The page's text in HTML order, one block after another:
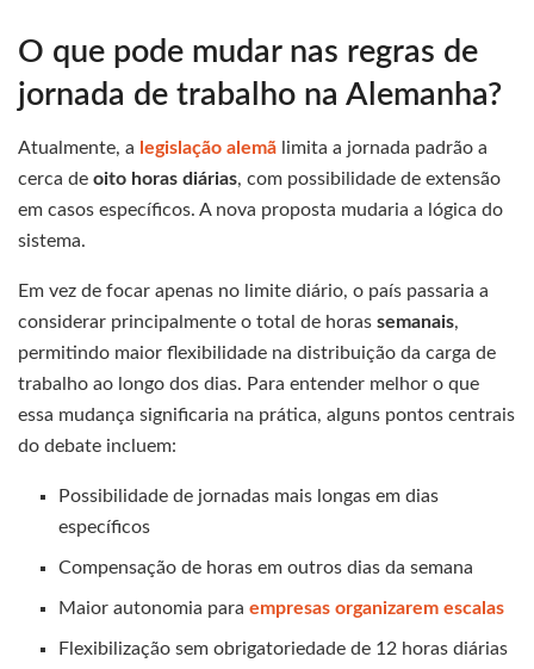
O que pode mudar nas regras de
jornada de trabalho na Alemanha?
Atualmente, a legislação alemã limita a jornada padrão a
cerca de oito horas diárias, com possibilidade de extensão
em casos específicos. A nova proposta mudaria a lógica do
sistema.
Em vez de focar apenas no limite diário, o país passaria a
considerar principalmente o total de horas semanais,
permitindo maior flexibilidade na distribuição da carga de
trabalho ao longo dos dias. Para entender melhor o que
essa mudança significaria na prática, alguns pontos centrais
do debate incluem:
Possibilidade de jornadas mais longas em dias
específicos
Compensação de horas em outros dias da semana
Maior autonomia paraempresas organizarem escalas
Flexibilização sem obrigatoriedade de 12 horas diárias